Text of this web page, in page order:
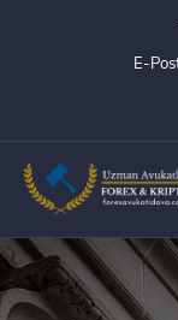
E-